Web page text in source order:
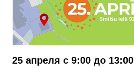
25 апреля с 9:00 до 13:00